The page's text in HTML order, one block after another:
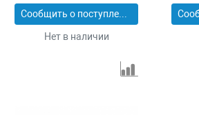
Сообщить о поступлении
Нет в наличии